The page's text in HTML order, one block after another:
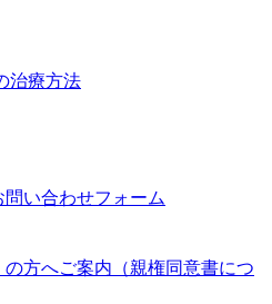
治療方法
い合わせフォーム
方へご案内（親権同意書につ